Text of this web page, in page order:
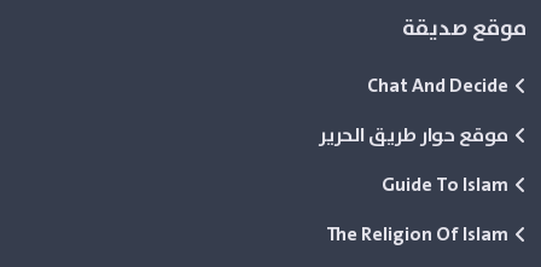
موقع صديقة
Chat And Decide
موقع حوار طريق الحرير
Guide To Islam
The Religion Of Islam